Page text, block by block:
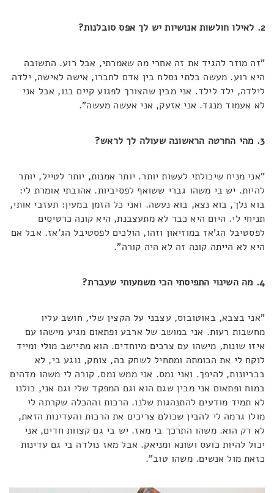
2. לאילו חולשות אנושיות יש לך אפס סובלנות?
"זה מוזר להגיד את זה אחרי מה שאמרתי, אבל רוע. התשובה
היא רוע. מעשה בלתי נסלח בין אדם לחברו, אישה לאישה, ילדה
לילדה, ילד לילד. אני מבין שהצורך לפגוע קיים בנו, אבל אני
לא אעמוד מנגד. אני אזעק, אני אעשה מעשה".
3. מהי החרטה הראשונה שעולה לך לראש?
"אני מניח שיכולתי לעשות יותר. יותר אמנות, יותר לטייל, יותר
להיות. יש בי משהו גברי ששואף לפסיביות. אהובתי אומרת לי:
בוא נלך, בוא נצא, בוא נעשה. ואני כל הזמן במעין: תעזבי אותי,
תניחי לי. היום היא כבר לא מתעצבנת, היא קונה כרטיסים
לפסטיבל הג'אז במוזיאון וזהו, הולכים לפסטיבל הג'אז. אבל אם
היא לא הייתה קונה זה לא היה קורה".
4. מה השינוי התפיסתי הכי משמעותי שעברת?
"אני בצבא, באוטובוס, עצבני על הקצין שלי, חושב עליו
מחשבות רעות. אני במושב של ארבע ופתאום מגיע מישהו עם
איזו שונות, מישהו עם צרכים מיוחדים. הוא מתיישב מולי ומייד
לוקח לי את הכומתה ומתחיל לשחק בה, צוחק, נוגע בי, לא
בבריונות, להיפך. ואני נמס. אני ממש נמס. קורה לי משהו מדהים
במוח ופתאום אני מבין שגם הוא וגם המפקד שלי וגם אני, כולנו
לא תמיד מודעים להתנהגות שלנו. הרכות וההכלה שקרתה לי
מולו גרמה לי להבין שכולם צריכים את הרכות והעדינות הזאת,
לא רק הוא. משהו התרכך בי מאז. יש בי גם קצוות חדים, אני
יכול להיות כועס ושונא ומניאק. אבל מאז נולדה בי גם עדינות
כזאת מול אנשים. משהו טוב".